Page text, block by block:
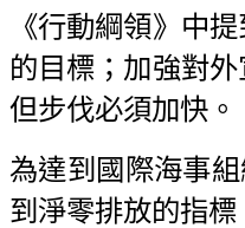
《行動綱領》中
的目標；加強對
但步伐必須加快。
為達到國際海事
到淨零排放的指